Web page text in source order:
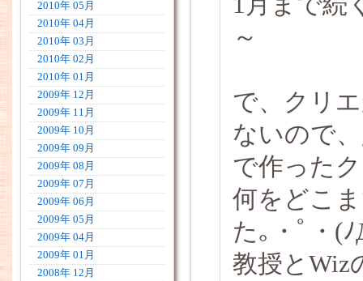
2010年 05月
2010年 04月
2010年 03月
2010年 02月
2010年 01月
2009年 12月
2009年 11月
2009年 10月
2009年 09月
2009年 08月
2009年 07月
2009年 06月
2009年 05月
2009年 04月
2009年 01月
2008年 12月
～
で、クリ
ないので
で作った
何をどこ
た｡・ﾟ・(
教授とWiz